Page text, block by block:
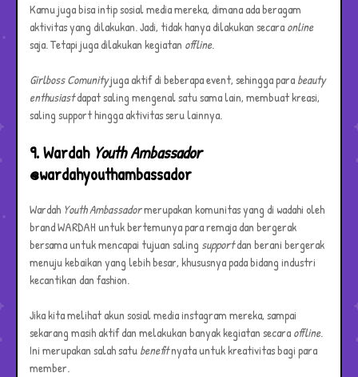
Kamu juga bisa intip sosial media mereka, dimana ada beragam
aktivitas yang dilakukan. Jadi, tidak hanya dilakukan secaraonline
saja. Tetapi juga dilakukan kegiatan offline.
Girlboss Comunityjuga aktif di beberapa event, sehingga parabeauty
enthusiastdapat saling mengenal satu sama lain, membuat kreasi,
saling support hingga aktivitas seru lainnya.
9. Wardah Youth Ambassador
@wardahyouthambassador
Wardah Youth Ambassadormerupakan komunitas yang di wadahi oleh
brand WARDAH untuk bertemunya para remaja dan bergerak
bersama untuk mencapai tujuan saling supportdan berani bergerak
menuju kebaikan yang lebih besar, khususnya pada bidang industri
kecantikan dan fashion.
Jika kita melihat akun sosial media instagram mereka, sampai
sekarang masih aktif dan melakukan banyak kegiatan secaraoffline.
Ini merupakan salah satubenefitnyata untuk kreativitas bagi para
member.